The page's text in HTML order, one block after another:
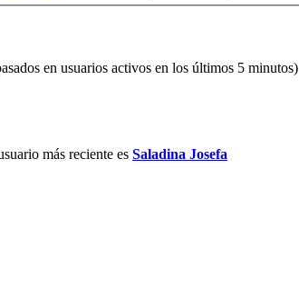
en usuarios activos en los últimos 5 minutos)
más reciente es Saladina Josefa